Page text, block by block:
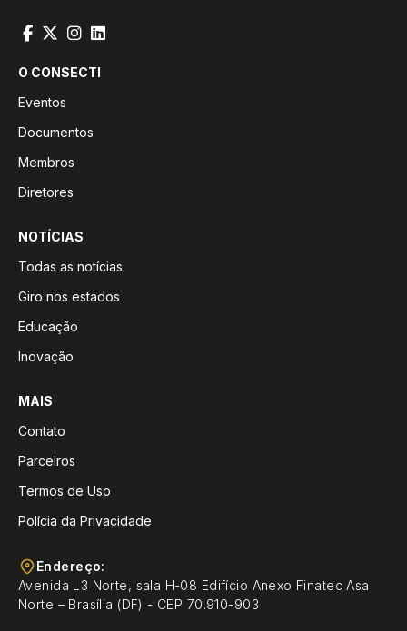
O CONSECTI
Eventos
Documentos
Membros
Diretores
NOTÍCIAS
Todas as notícias
Giro nos estados
Educação
Inovação
MAIS
Contato
Parceiros
Termos de Uso
Polícia da Privacidade
Endereço:
Avenida L3 Norte, sala H-08 Edifício Anexo Finatec Asa
Norte – Brasília (DF) - CEP 70.910-903